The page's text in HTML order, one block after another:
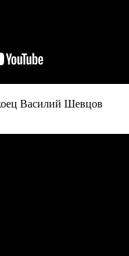
Василий Шевцов